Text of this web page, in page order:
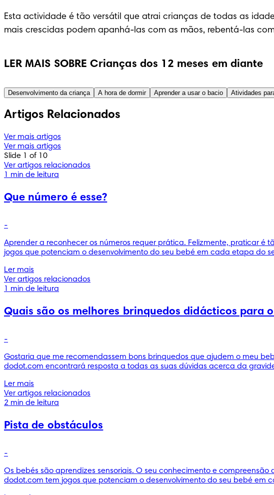
Esta actividade é tão versátil que atrai crianças de todas as
mais crescidas podem apanhá-las com as mãos, rebentá-las
LER MAIS SOBRE Crianças dos 12 meses em diante
Desenvolvimento da criança A hora de dormir Aprender a usar o bacio Atividades
Artigos Relacionados
Ver mais artigos
Ver mais artigos
Slide 1 of 10
Ver artigos relacionados
1 min de leitura
Que número é esse?
-
Aprender a reconhecer os números requer prática. Felizmente, praticar é
jogos que potenciam o desenvolvimento do seu bebé em cada etapa do
Ler mais
Ver artigos relacionados
1 min de leitura
Quais são os melhores brinquedos didácticos para
-
Gostaria que me recomendassem bons brinquedos que ajudem o meu
dodot.com encontrará resposta a todas as suas dúvidas acerca da
Ler mais
Ver artigos relacionados
2 min de leitura
Pista de obstáculos
-
Os bebés são aprendizes sensoriais. O seu conhecimento e
dodot.com tem jogos que potenciam o desenvolvimento do seu bebé em